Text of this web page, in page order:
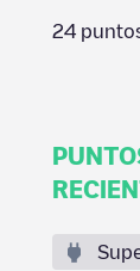
24